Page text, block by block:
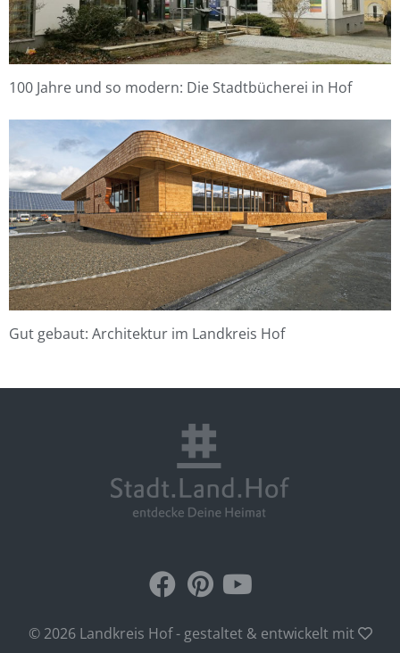
100 Jahre und so modern: Die Stadtbücherei in Hof
Gut gebaut: Architektur im Landkreis Hof
© 2026 Landkreis Hof - gestaltet & entwickelt mit